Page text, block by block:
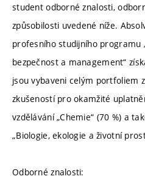
student odborné znalosti,
způsobilosti uvedené níže.
profesního studijního programu
bezpečnost a management“
jsou vybaveni celým portfoliem
zkušeností pro okamžité
vzdělávání „Chemie“ (70 %) a
„Biologie, ekologie a životní
Odborné znalosti: